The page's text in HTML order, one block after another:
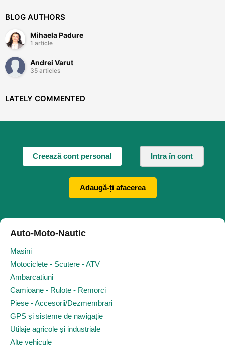
BLOG AUTHORS
Mihaela Padure
1 article
Andrei Varut
35 articles
LATELY COMMENTED
Creează cont personal Intra în cont
Adaugă-ți afacerea
Auto-Moto-Nautic
Masini
Motociclete - Scutere - ATV
Ambarcatiuni
Camioane - Rulote - Remorci
Piese - Accesorii/Dezmembrari
GPS și sisteme de navigație
Utilaje agricole și industriale
Alte vehicule